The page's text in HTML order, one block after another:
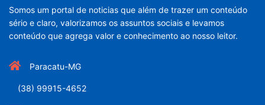
Somos um portal de noticias que além de trazer um conteúdo
sério e claro, valorizamos os assuntos sociais e levamos
conteúdo que agrega valor e conhecimento ao nosso leitor.
Paracatu-MG
(38) 99915-4652